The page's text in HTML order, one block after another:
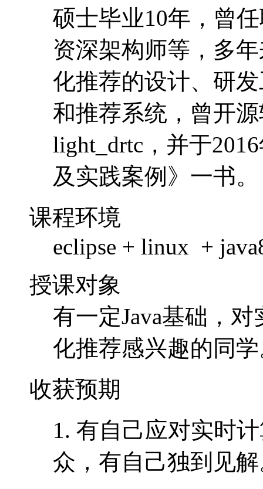
硕士毕业10年，曾
资深架构师等，多
化推荐的设计、研
和推荐系统，曾开
light_drtc，并于
及实践案例》一书。
课程环境
eclipse + linux +
授课对象
有一定Java基础，
化推荐感兴趣的同
收获预期
1. 有自己应对实时
众，有自己独到见